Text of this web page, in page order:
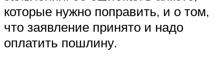
которые нужно поправить, и о том,
что заявление принято и надо
оплатить пошлину.